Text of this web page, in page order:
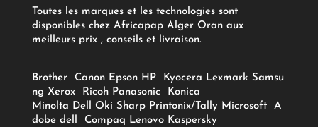
Toutes les marques et les technologies sont
disponibles chez Africapap Alger Oran aux
meilleurs prix , conseils et livraison.
Brother Canon Epson HP Kyocera Lexmark Samsu
ng Xerox Ricoh Panasonic
Konica
Minolta Dell Oki Sharp Printonix/Tally Microsoft
A
dobe dell Compaq Lenovo Kaspersky